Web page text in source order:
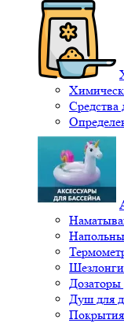
Средства
Душ для
Покрытия